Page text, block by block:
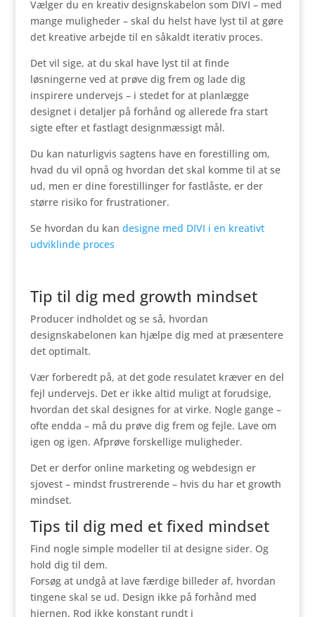
Vælger du en kreativ designskabelon som DIVI – med
mange muligheder – skal du helst have lyst til at gøre
det kreative arbejde til en såkaldt iterativ proces.
Det vil sige, at du skal have lyst til at finde
løsningerne ved at prøve dig frem og lade dig
inspirere undervejs – i stedet for at planlægge
designet i detaljer på forhånd og allerede fra start
sigte efter et fastlagt designmæssigt mål.
Du kan naturligvis sagtens have en forestilling om,
hvad du vil opnå og hvordan det skal komme til at se
ud, men er dine forestillinger for fastlåste, er der
større risiko for frustrationer.
Se hvordan du kan designe med DIVI i en kreativt
udviklinde proces
Tip til dig med growth mindset
Producer indholdet og se så, hvordan
designskabelonen kan hjælpe dig med at præsentere
det optimalt.
Vær forberedt på, at det gode resulatet kræver en del
fejl undervejs. Det er ikke altid muligt at forudsige,
hvordan det skal designes for at virke. Nogle gange –
ofte endda – må du prøve dig frem og fejle. Lave om
igen og igen. Afprøve forskellige muligheder.
Det er derfor online marketing og webdesign er
sjovest – mindst frustrerende – hvis du har et growth
mindset.
Tips til dig med et fixed mindset
Find nogle simple modeller til at designe sider. Og
hold dig til dem.
Forsøg at undgå at lave færdige billeder af, hvordan
tingene skal se ud. Design ikke på forhånd med
hjernen. Rod ikke konstant rundt i